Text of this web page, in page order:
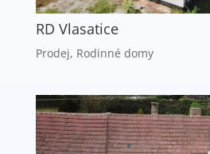
RD Vlasatice
Prodej, Rodinné domy